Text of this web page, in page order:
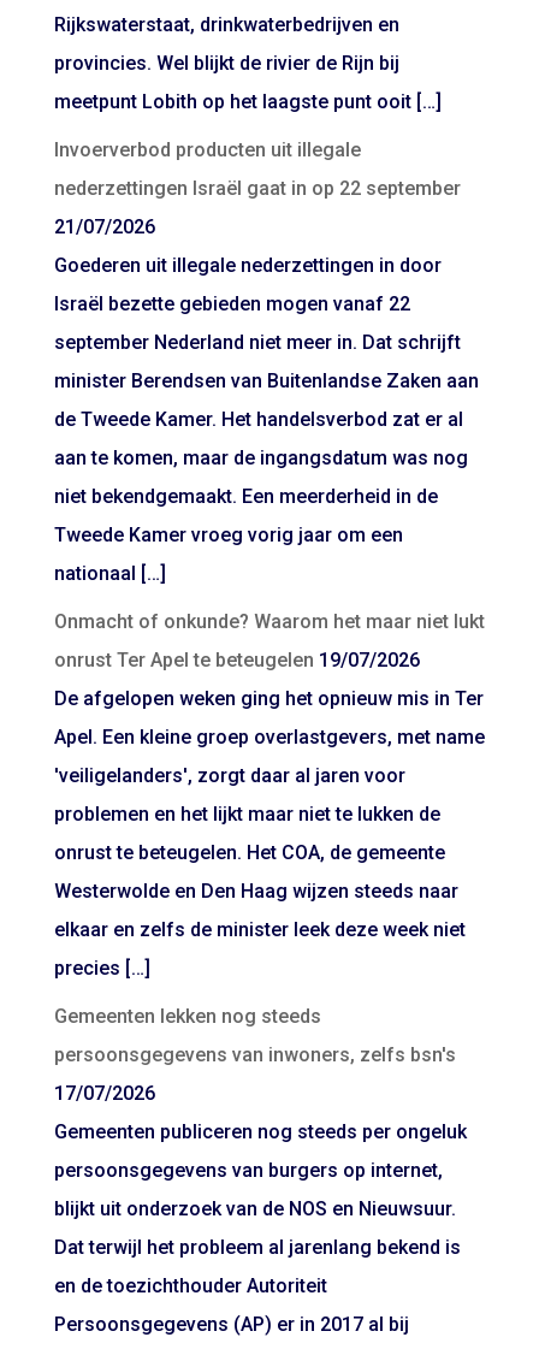
Rijkswaterstaat, drinkwaterbedrijven en
provincies. Wel blijkt de rivier de Rijn bij
meetpunt Lobith op het laagste punt ooit […]
Invoerverbod producten uit illegale
nederzettingen Israël gaat in op 22 september
21/07/2026
Goederen uit illegale nederzettingen in door
Israël bezette gebieden mogen vanaf 22
september Nederland niet meer in. Dat schrijft
minister Berendsen van Buitenlandse Zaken aan
de Tweede Kamer. Het handelsverbod zat er al
aan te komen, maar de ingangsdatum was nog
niet bekendgemaakt. Een meerderheid in de
Tweede Kamer vroeg vorig jaar om een
nationaal […]
Onmacht of onkunde? Waarom het maar niet lukt
onrust Ter Apel te beteugelen 19/07/2026
De afgelopen weken ging het opnieuw mis in Ter
Apel. Een kleine groep overlastgevers, met name
'veiligelanders', zorgt daar al jaren voor
problemen en het lijkt maar niet te lukken de
onrust te beteugelen. Het COA, de gemeente
Westerwolde en Den Haag wijzen steeds naar
elkaar en zelfs de minister leek deze week niet
precies […]
Gemeenten lekken nog steeds
persoonsgegevens van inwoners, zelfs bsn's
17/07/2026
Gemeenten publiceren nog steeds per ongeluk
persoonsgegevens van burgers op internet,
blijkt uit onderzoek van de NOS en Nieuwsuur.
Dat terwijl het probleem al jarenlang bekend is
en de toezichthouder Autoriteit
Persoonsgegevens (AP) er in 2017 al bij